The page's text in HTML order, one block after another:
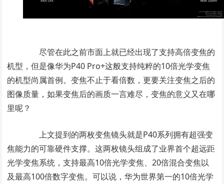
尽管在此之前市面上就已经出现了支持高倍变焦的
机型，但是像华为P40 Pro+这般支持纯粹的10倍光学变焦
的机型尚属首例。变焦不止于看倍数，更要关注变焦之后的
图像质量，如果变焦后的画质一言难尽，变焦的意义又在哪
里呢？
上文提到的两枚变焦镜头就是P40系列拥有超强变
焦能力的可靠硬件支撑。这两枚镜头组成了业界首个超远距
光学变焦系统，支持最高10倍光学变焦、20倍混合变焦以
及最高100倍数字变焦。可以说，华为世界第一的10倍光学